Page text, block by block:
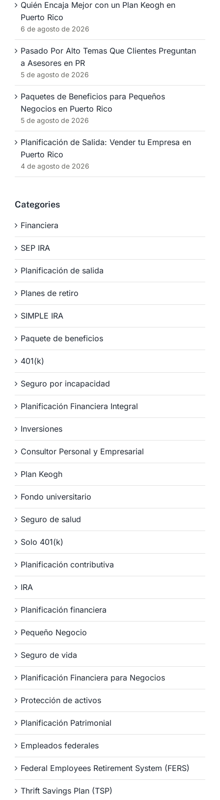
Quién Encaja Mejor con un Plan Keogh en
Puerto Rico
6 de agosto de 2026
Pasado Por Alto Temas Que Clientes Preguntan
a Asesores en PR
5 de agosto de 2026
Paquetes de Beneficios para Pequeños
Negocios en Puerto Rico
5 de agosto de 2026
Planificación de Salida: Vender tu Empresa en
Puerto Rico
4 de agosto de 2026
Categories
Financiera
SEP IRA
Planificación de salida
Planes de retiro
SIMPLE IRA
Paquete de beneficios
401(k)
Seguro por incapacidad
Planificación Financiera Integral
Inversiones
Consultor Personal y Empresarial
Plan Keogh
Fondo universitario
Seguro de salud
Solo 401(k)
Planificación contributiva
IRA
Planificación financiera
Pequeño Negocio
Seguro de vida
Planificación Financiera para Negocios
Protección de activos
Planificación Patrimonial
Empleados federales
Federal Employees Retirement System (FERS)
Thrift Savings Plan (TSP)